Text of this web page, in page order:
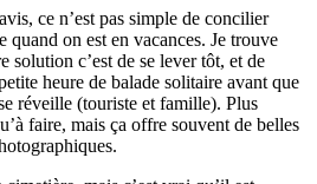
ce n’est pas simple de concilier
quand on est en vacances. Je trouve
solution c’est de se lever tôt, et de
heure de balade solitaire avant que
réveille (touriste et famille). Plus
faire, mais ça offre souvent de belles